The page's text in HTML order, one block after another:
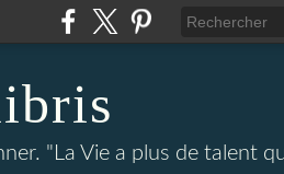
"La Vie a plus de talent